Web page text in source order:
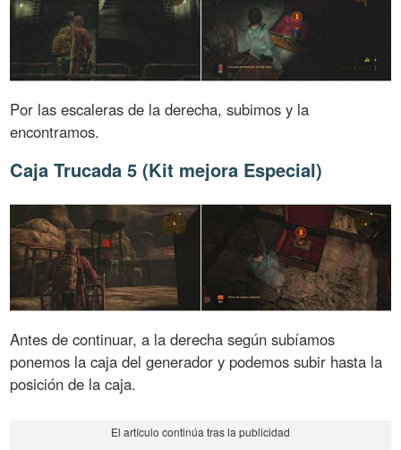
Por las escaleras de la derecha, subimos y la
encontramos.
Caja Trucada 5 (Kit mejora Especial)
Antes de continuar, a la derecha según subíamos
ponemos la caja del generador y podemos subir hasta la
posición de la caja.